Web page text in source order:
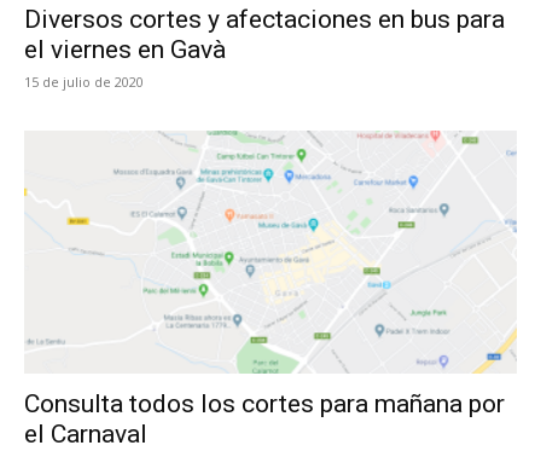
Diversos cortes y afectaciones en bus para
el viernes en Gavà
15 de julio de 2020
Consulta todos los cortes para mañana por
el Carnaval